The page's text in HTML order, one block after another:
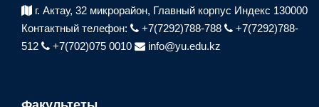
г. Актау, 32 микрорайон, Главный корпус Индекс 130000
Контактный телефон:
+7(7292)788-788
+7(7292)788-
512
+7(702)075 0010 info@yu.edu.kz